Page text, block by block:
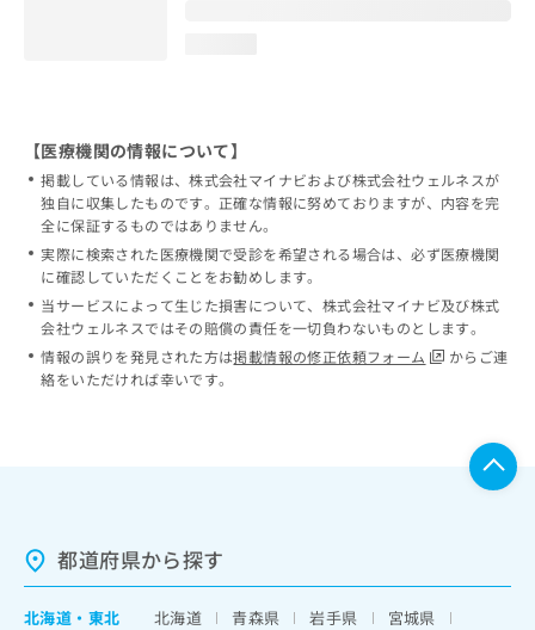
【医療機関の情報について】
掲載している情報は、株式会社マイナビおよび株式会社ウェルネスが
独自に収集したものです。正確な情報に努めておりますが、内容を完
全に保証するものではありません。
実際に検索された医療機関で受診を希望される場合は、必ず医療機関
に確認していただくことをお勧めします。
当サービスによって生じた損害について、株式会社マイナビ及び株式
会社ウェルネスではその賠償の責任を一切負わないものとします。
情報の誤りを発見された方は掲載情報の修正依頼フォーム
からご連
絡をいただければ幸いです。
都道府県から探す
北海道 ・ 東北 北海道 青森県 岩手県
宮城県